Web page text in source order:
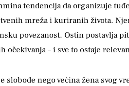
tendencija da organizuje
mreža i kuriranih života.
povezanost. Ostin postavlja
– i sve to ostaje
nego većina žena svog